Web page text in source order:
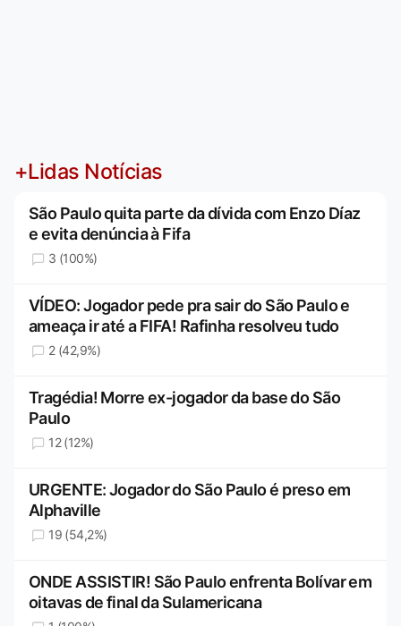
+Lidas Notícias
São Paulo quita parte da dívida com Enzo Díaz
e evita denúncia à Fifa
3 (100%)
VÍDEO: Jogador pede pra sair do São Paulo e
ameaça ir até a FIFA! Rafinha resolveu tudo
2 (42,9%)
Tragédia! Morre ex-jogador da base do São
Paulo
12 (12%)
URGENTE: Jogador do São Paulo é preso em
Alphaville
19 (54,2%)
ONDE ASSISTIR! São Paulo enfrenta Bolívar em
oitavas de final da Sulamericana